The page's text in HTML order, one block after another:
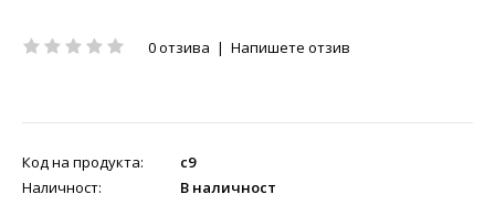
0 отзива | Напишете отзив
Код на продукта:
c9
Наличност:
В наличност